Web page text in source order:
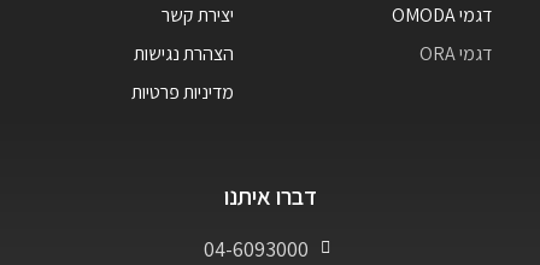
דגמי OMODA
דגמי ORA
יצירת קשר
הצהרת נגישות
מדיניות פרטיות
דברו איתנו
04-6093000